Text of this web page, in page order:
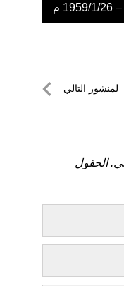
لمنشور التالي
الحقول